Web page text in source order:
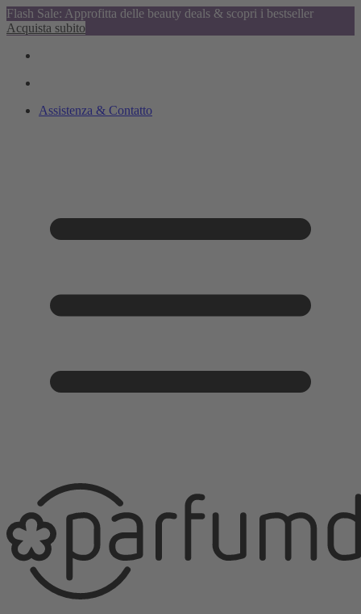
Flash Sale: Approfitta delle beauty deals & scopri i bestseller
Acquista subito
Assistenza & Contatto